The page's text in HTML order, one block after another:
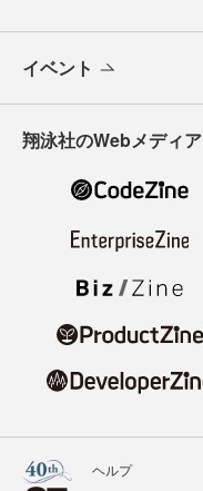
イベント
翔泳社のWebメディア
ヘルプ